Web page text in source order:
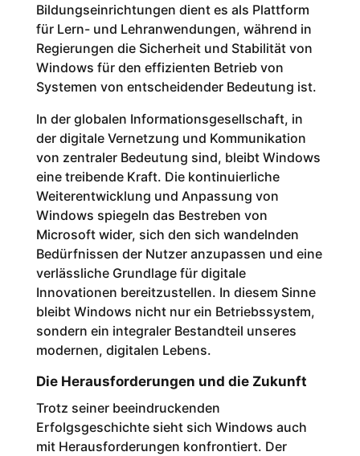
Bildungseinrichtungen dient es als Plattform
für Lern- und Lehranwendungen, während in
Regierungen die Sicherheit und Stabilität von
Windows für den effizienten Betrieb von
Systemen von entscheidender Bedeutung ist.
In der globalen Informationsgesellschaft, in
der digitale Vernetzung und Kommunikation
von zentraler Bedeutung sind, bleibt Windows
eine treibende Kraft. Die kontinuierliche
Weiterentwicklung und Anpassung von
Windows spiegeln das Bestreben von
Microsoft wider, sich den sich wandelnden
Bedürfnissen der Nutzer anzupassen und eine
verlässliche Grundlage für digitale
Innovationen bereitzustellen. In diesem Sinne
bleibt Windows nicht nur ein Betriebssystem,
sondern ein integraler Bestandteil unseres
modernen, digitalen Lebens.
Die Herausforderungen und die Zukunft
Trotz seiner beeindruckenden
Erfolgsgeschichte sieht sich Windows auch
mit Herausforderungen konfrontiert. Der